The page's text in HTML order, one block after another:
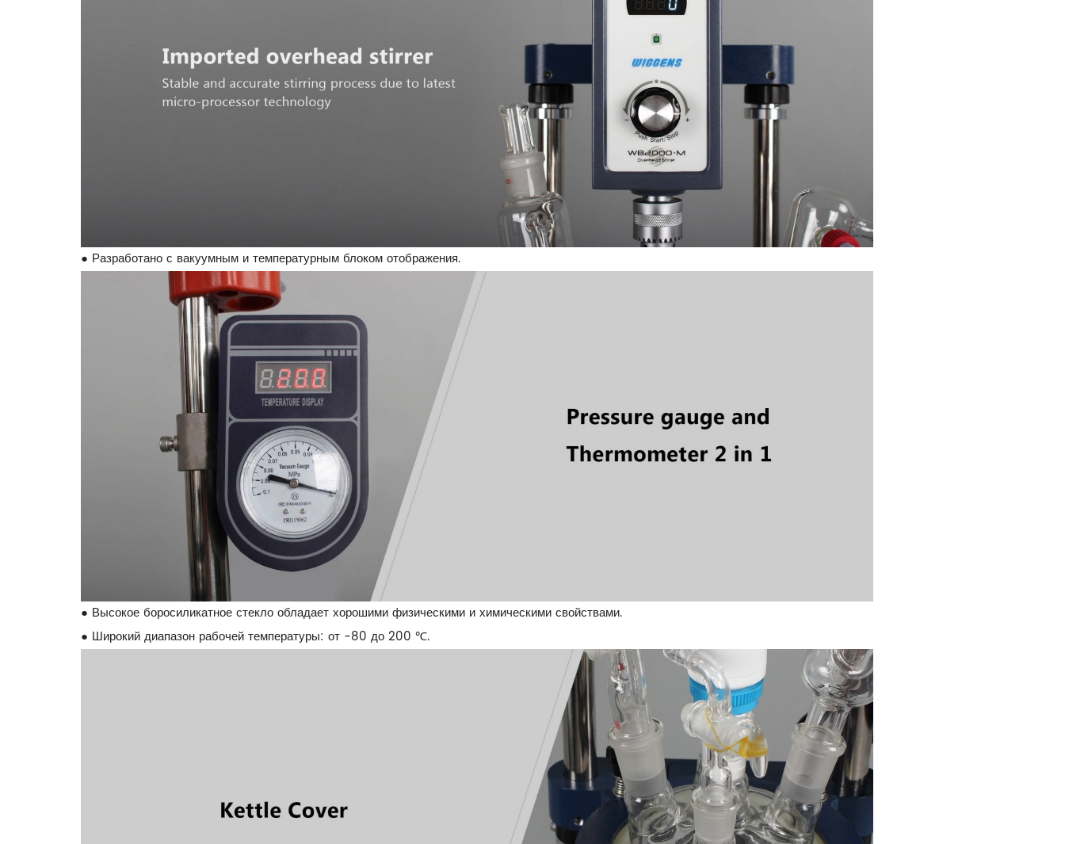
● Разработано с вакуумным и температурным блоком отображения.
● Высокое боросиликатное стекло обладает хорошими физическими и химическими свойствами.
● Широкий диапазон рабочей температуры: от -80 до 200 ℃.